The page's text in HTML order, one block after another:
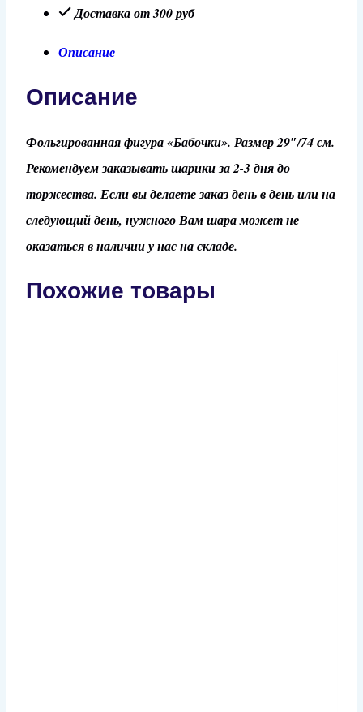
Доставка от 300 руб
Описание
Описание
Фольгированная фигура «Бабочки». Размер 29″/74 см.
Рекомендуем заказывать шарики за 2-3 дня до
торжества. Если вы делаете заказ день в день или на
следующий день, нужного Вам шара может не
оказаться в наличии у нас на складе.
Похожие товары